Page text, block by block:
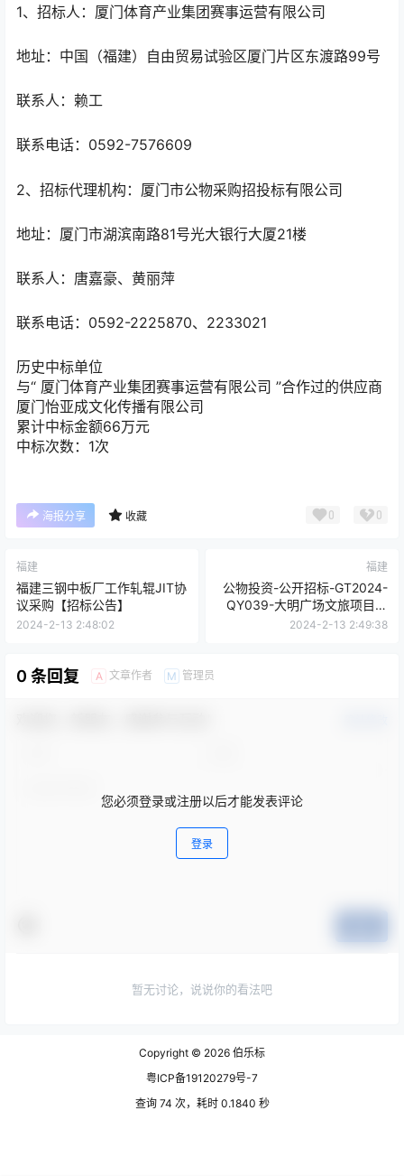
1、招标人： 厦门体育产业集团赛事运营有限公司
地址： 中国（福建）自由贸易试验区厦门片区东渡路99号
联系人： 赖工
联系电话： 0592-7576609
2、招标代理机构： 厦门市公物采购招投标有限公司
地址： 厦门市湖滨南路81号光大银行大厦21楼
联系人： 唐嘉豪、黄丽萍
联系电话： 0592-2225870、2233021
历史中标单位
与“ 厦门体育产业集团赛事运营有限公司 ”合作过的供应商
厦门怡亚成文化传播有限公司
累计中标金额66万元
中标次数：1次
海报分享 收藏 0 0
福建
福建三钢中板厂工作轧辊JIT协
议采购【招标公告】
2024-2-13 2:48:02
福建
公物投资-公开招标-GT2024-
QY039-大明广场文旅项目改
建工程（监理）-招标公告
2024-2-13 2:49:38
0 条回复 A 文章作者 M 管理员
您必须登录或注册以后才能发表评论
登录
暂无讨论，说说你的看法吧
Copyright © 2026 伯乐标
粤ICP备19120279号-7
查询 74 次，耗时 0.1840 秒